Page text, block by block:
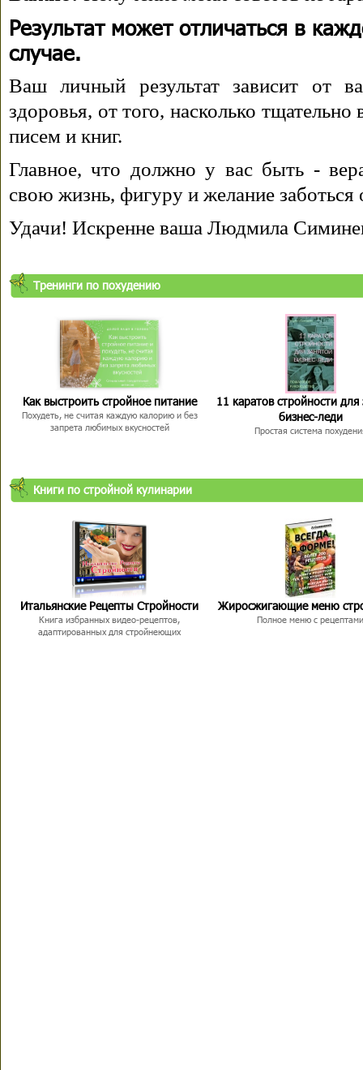
Результат может отличаться в
случае.
Ваш личный результат зависит от
здоровья, от того, насколько
писем и книг.
Главное, что должно у вас быть -
свою жизнь, фигуру и желание заботься
Удачи! Искренне ваша Людмила
Тренинги по похудению
Как выстроить стройное питание
Похудеть, не считая каждую калорию и без
запрета любимых вкусностей
11 каратов стройности для
бизнес-леди
Простая система
Книги по стройной кулинарии
Итальянские Рецепты Стройности
Книга избранных видео-рецептов,
адаптированных для стройнеющих
Жиросжигающие меню
Полное меню с рецептами